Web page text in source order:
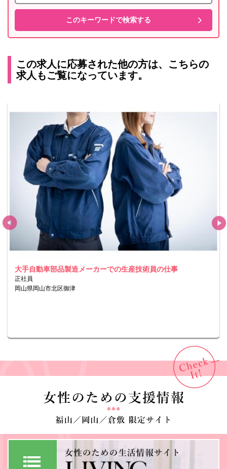
この求人に応募された他の方は、こちらの
求人もご覧になっています。
大手自動車部品製造メーカーでの生産技術員の仕事
正社員
岡山県岡山市北区御津